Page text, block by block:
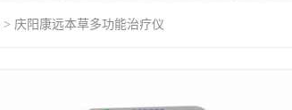
> 庆阳康远本草多功能治疗仪